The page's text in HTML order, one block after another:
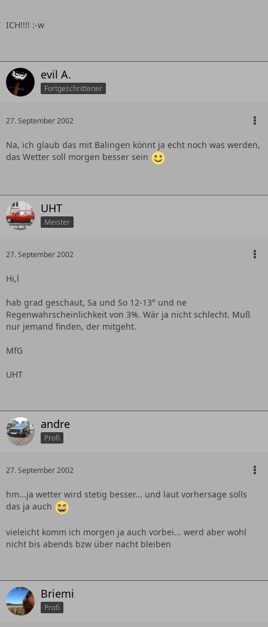
ICH!!!! :-w
evil A.
Fortgeschrittener
27. September 2002
Na, ich glaub das mit Balingen könnt ja echt noch was werden,
das Wetter soll morgen besser sein
UHT
Meister
27. September 2002
Hi,l
hab grad geschaut, Sa und So 12-13° und ne
Regenwahrscheinlichkeit von 3%. Wär ja nicht schlecht. Muß
nur jemand finden, der mitgeht.
MfG
UHT
andre
Profi
27. September 2002
hm...ja wetter wird stetig besser... und laut vorhersage solls
das ja auch
vieleicht komm ich morgen ja auch vorbei... werd aber wohl
nicht bis abends bzw über nacht bleiben
Briemi
Profi